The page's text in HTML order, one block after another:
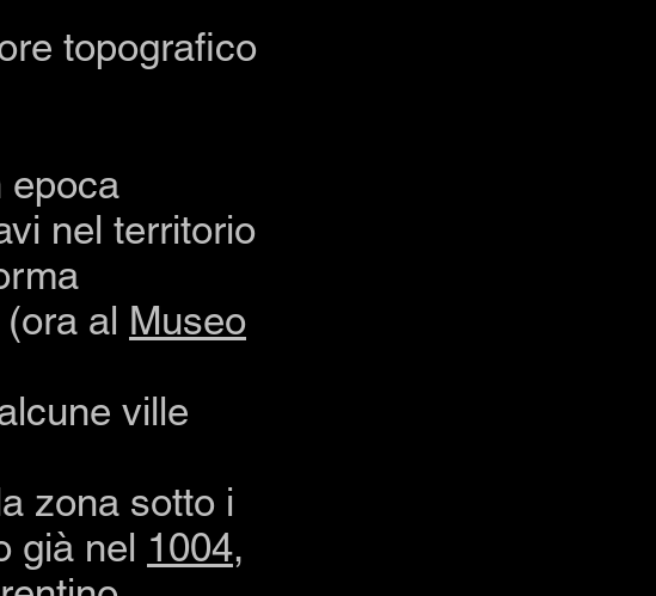
topografico
epoca
nel territorio
(ora al Museo
ville
zona sotto i
già nel 1004,